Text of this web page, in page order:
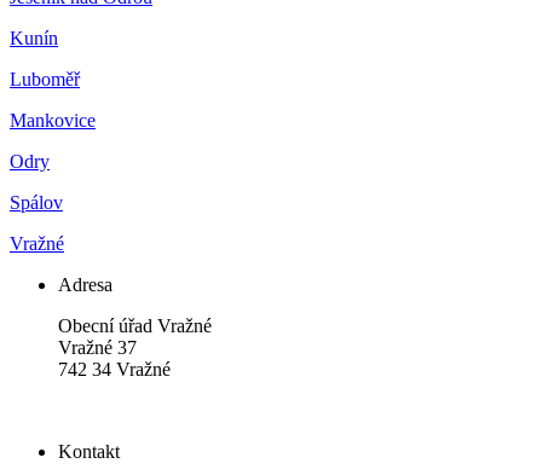
Kunín
Luboměř
Mankovice
Odry
Spálov
Vražné
Adresa
Obecní úřad Vražné
Vražné 37
742 34 Vražné
Kontakt